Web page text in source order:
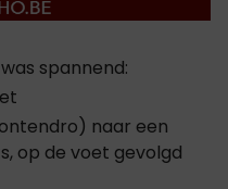
spannend:
naar een
op de voet gevolgd